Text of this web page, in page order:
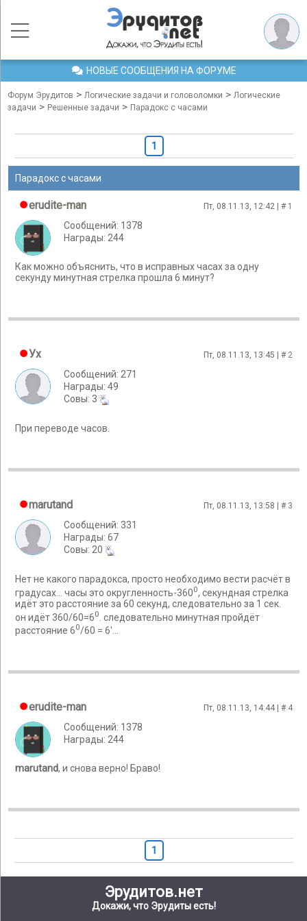
НОВЫЕ СООБЩЕНИЯ НА ФОРУМЕ
Форум Эрудитов > Логические задачи и головоломки > Логические
задачи > Решенные задачи > Парадокс с часами
1
Парадокс с часами
erudite-man Пт, 08.11.13, 12:42 | # 1
Сообщений: 1378
Награды: 244
Как можно объяснить, что в исправных часах за одну
секунду минутная стрелка прошла 6 минут?
Ух Пт, 08.11.13, 13:45 | # 2
Сообщений: 271
Награды: 49
Cовы: 3
При переводе часов.
marutand Пт, 08.11.13, 13:58 | # 3
Сообщений: 331
Награды: 67
Cовы: 20
Нет не какого парадокса, просто необходимо вести расчёт в
градусах... часы это округленность-3600, секундная стрелка
идёт это расстояние за 60 секунд, следовательно за 1 сек.
он идёт 360/60=60 . следовательно минутная пройдёт
расстояние 60/60 = 6'...
erudite-man Пт, 08.11.13, 14:44 | # 4
Сообщений: 1378
Награды: 244
marutand, и снова верно! Браво!
1
Эрудитов.нет
Докажи, что Эрудиты есть!